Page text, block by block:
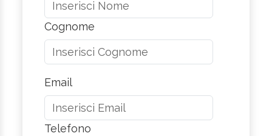
Cognome
Email
Telefono